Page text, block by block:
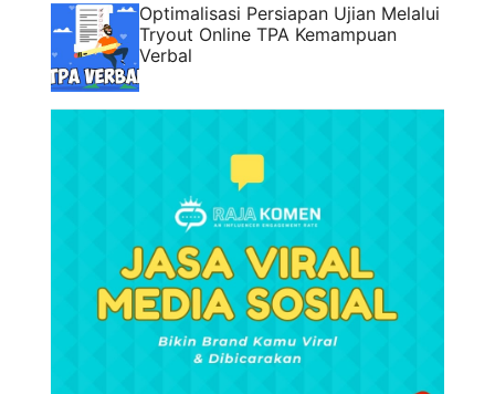
Optimalisasi Persiapan Ujian Melalui
Tryout Online TPA Kemampuan
Verbal